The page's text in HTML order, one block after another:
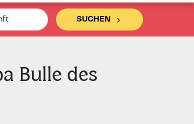
SUCHEN
Bulle des